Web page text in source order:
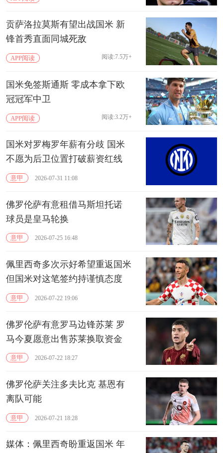
贡萨洛拉莫斯有望出战国米 新
锋首秀直面同城死敌
APP阅读 阅读:7.5万+
国米免签斯通斯 零成本拿下欧
冠冠军中卫
APP阅读 阅读:3.2万+
国米对罗梅罗年薪有分歧 国米
不愿为后卫位置打破薪资红线
意甲 2026-07-31 11:08
佛罗伦萨有意租借马斯坦托诺
球员是皇马轮换
意甲 2026-07-25 16:48
佩里西奇多次示好希望重返国米
但国米对这笔签约持谨慎态度
意甲 2026-07-22 19:06
佛罗伦萨有意罗马边锋苏莱 罗
马今夏愿意出售苏莱换取资金
意甲 2026-07-22 18:27
佛罗伦萨关注多夫比克 基恩有
离队可能
意甲 2026-07-21 18:28
媒体：佩里西奇盼重返国米 年